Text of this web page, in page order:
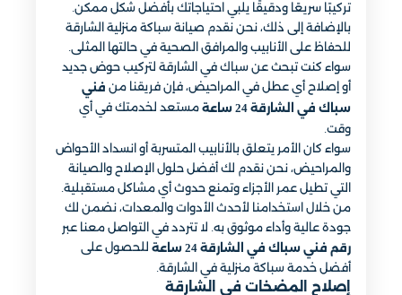
تركيبًا سريعًا ودقيقًا يلبي احتياجاتك بأفضل شكل ممكن.
بالإضافة إلى ذلك، نحن نقدم صيانة سباكة منزلية الشارقة
للحفاظ على الأنابيب والمرافق الصحية في حالتها المثلى.
سواء كنت تبحث عن سباك في الشارقة لتركيب حوض جديد
أو إصلاح أي عطل في المراحيض، فإن فريقنا من فني
سباك في الشارقة 24 ساعة
مستعد لخدمتك في أي
وقت.
سواء كان الأمر يتعلق بالأنابيب المتسربة أو انسداد الأحواض
والمراحيض، نحن نقدم لك أفضل حلول الإصلاح والصيانة
التي تطيل عمر الأجزاء وتمنع حدوث أي مشاكل مستقبلية.
من خلال استخدامنا لأحدث الأدوات والمعدات، نضمن لك
جودة عالية وأداء موثوق به. لا تتردد في التواصل معنا عبر
رقم فني سباك في الشارقة 24 ساعة
للحصول على
أفضل خدمة سباكة منزلية في الشارقة.
إصلاح المضخات في الشارقة